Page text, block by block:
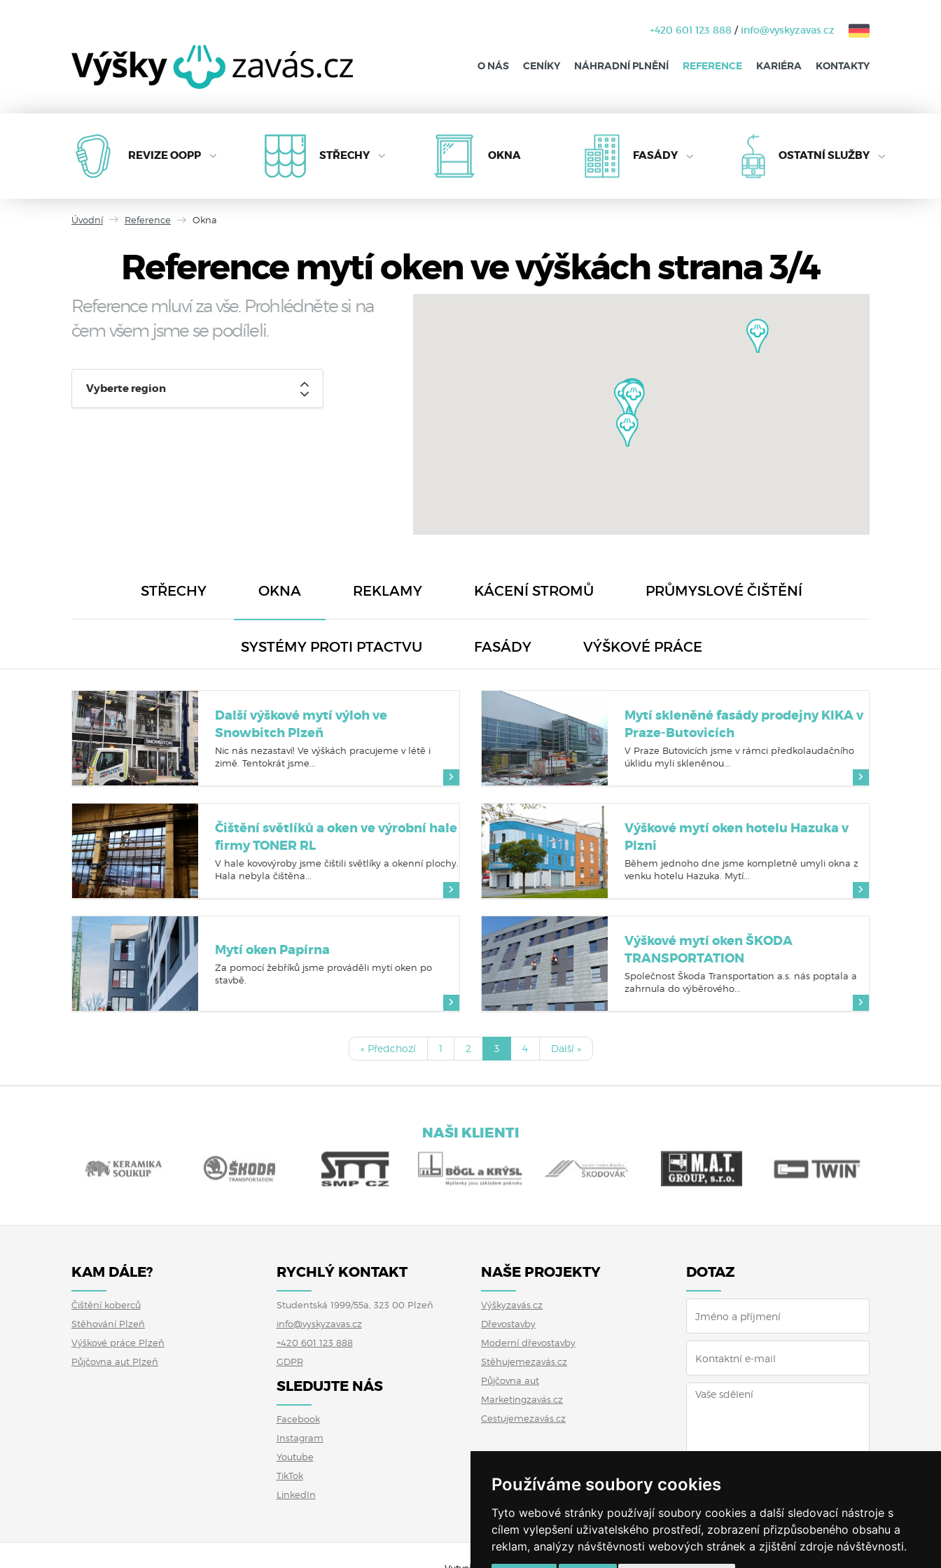
Používáme soubory cookies
Tyto webové stránky používají soubory cookies a další sledovací nástroje s
cílem vylepšení uživatelského prostředí, zobrazení přizpůsobeného obsahu a
reklam, analýzy návštěvnosti webových stránek a zjištění zdroje návštěvnosti.
+420 601 123 888 / info@vyskyzavas.cz
O NÁS CENÍKY NÁHRADNÍ PLNĚNÍ REFERENCE KARIÉRA KONTAKTY
REVIZE OOPP STŘECHY OKNA FASÁDY OSTATNÍ SLUŽBY
Úvodní Reference Okna
Reference mytí oken ve výškách strana 3/4
Reference mluví za vše. Prohlédněte si na
čem všem jsme se podíleli.
Vyberte region
STŘECHY OKNA REKLAMY KÁCENÍ STROMŮ PRŮMYSLOVÉ ČIŠTĚNÍ
SYSTÉMY PROTI PTACTVU FASÁDY VÝŠKOVÉ PRÁCE
Další výškové mytí výloh ve
Snowbitch Plzeň
Nic nás nezastaví! Ve výškách pracujeme v létě i
zimě. Tentokrát jsme...
Mytí skleněné fasády prodejny KIKA v
Praze-Butovicích
V Praze Butovicích jsme v rámci předkolaudačního
úklidu myli skleněnou...
Čištění světlíků a oken ve výrobní hale
firmy TONER RL
V hale kovovýroby jsme čištili světlíky a okenní plochy.
Hala nebyla čištěna...
Výškové mytí oken hotelu Hazuka v
Plzni
Během jednoho dne jsme kompletně umyli okna z
venku hotelu Hazuka. Mytí...
Mytí oken Papírna
Za pomocí žebříků jsme prováděli mytí oken po
stavbě.
Výškové mytí oken ŠKODA
TRANSPORTATION
Společnost Škoda Transportation a.s. nás poptala a
zahrnula do výběrového...
« Předchozí 1 2 3 4 Další »
NAŠI KLIENTI
KAM DÁLE?
Čištění koberců
Stěhování Plzeň
Výškové práce Plzeň
Půjčovna aut Plzeň
RYCHLÝ KONTAKT
Studentská 1999/55a, 323 00 Plzeň
info@vyskyzavas.cz
+420 601 123 888
GDPR
SLEDUJTE NÁS
Facebook
Instagram
Youtube
TikTok
LinkedIn
NAŠE PROJEKTY
Výškyzavás.cz
Dřevostavby
Moderní dřevostavby
Stěhujemezavás.cz
Půjčovna aut
Marketingzavás.cz
Cestujemezavás.cz
DOTAZ